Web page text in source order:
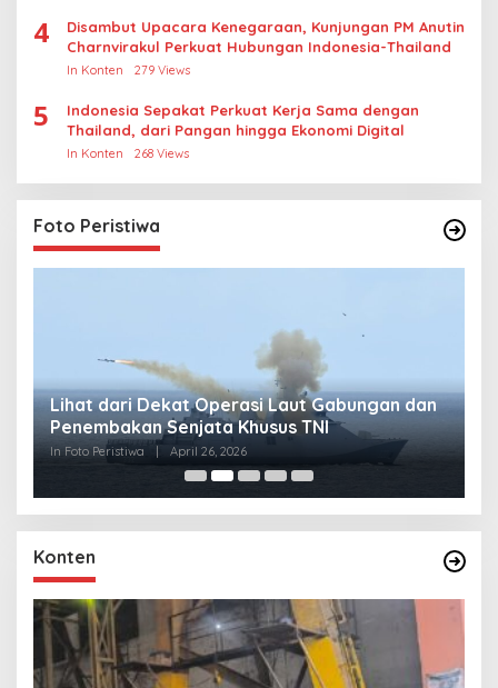
4
Disambut Upacara Kenegaraan, Kunjungan PM Anutin
Charnvirakul Perkuat Hubungan Indonesia-Thailand
In Konten 279 Views
5
Indonesia Sepakat Perkuat Kerja Sama dengan
Thailand, dari Pangan hingga Ekonomi Digital
In Konten 268 Views
Foto Peristiwa
Lihat dari Dekat Operasi Laut Gabungan dan
Penembakan Senjata Khusus TNI
In Foto Peristiwa April 26, 2026
Konten